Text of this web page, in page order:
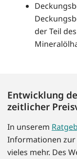
der Teil
Entwicklung
zeitlicher
In unserem
Informationen
vieles mehr. Des